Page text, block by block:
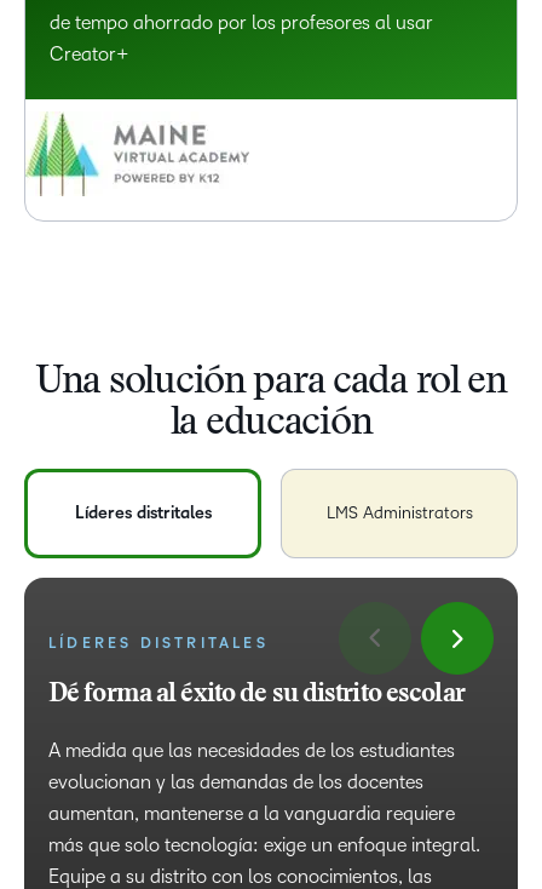
de tempo ahorrado por los profesores al usar
Creator+
Una solución para cada rol en
la educación
Líderes distritales LMS Administrators
LÍDERES DISTRITALES
Dé forma al éxito de su distrito escolar
A medida que las necesidades de los estudiantes
evolucionan y las demandas de los docentes
aumentan, mantenerse a la vanguardia requiere
más que solo tecnología: exige un enfoque integral.
Equipe a su distrito con los conocimientos, las
LMS ADMINISTRATORS
Su socio en la administración perfecta
de LMS
Simplifique los flujos de trabajo, supervise el
desempeño y apoye a los educadores con una
plataforma todo en uno.
TEACHERS
Potencie su enseñanza, inspire a sus
estudiantes
Cree contenido interactivo de alta calidad, evalúe el
progreso de los estudiantes y proporcione a los
padres/tutores actualizaciones valiosas y oportunas.
STUDENTS
Aprendizaje que inspira a lograr más
Explore lecciones diseñadas solo para usted, con
contenido multimedia, elementos ludificados y
comentarios en tiempo real para mantenerse al día y
con ganas de aprender.